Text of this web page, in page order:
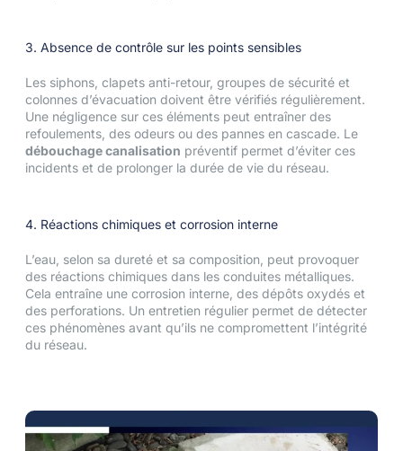
3. Absence de contrôle sur les points sensibles
Les siphons, clapets anti-retour, groupes de sécurité et
colonnes d’évacuation doivent être vérifiés régulièrement.
Une négligence sur ces éléments peut entraîner des
refoulements, des odeurs ou des pannes en cascade. Le
débouchage canalisation préventif permet d’éviter ces
incidents et de prolonger la durée de vie du réseau.
4. Réactions chimiques et corrosion interne
L’eau, selon sa dureté et sa composition, peut provoquer
des réactions chimiques dans les conduites métalliques.
Cela entraîne une corrosion interne, des dépôts oxydés et
des perforations. Un entretien régulier permet de détecter
ces phénomènes avant qu’ils ne compromettent l’intégrité
du réseau.